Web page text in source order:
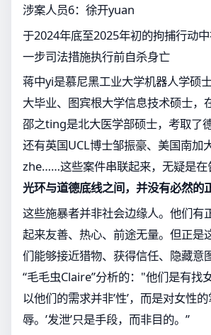
涉案人员6：徐开yuan
于2024年底至2025年初的拘捕行动
一步司法措施执行前自杀身亡
蒋中yi是慕尼黑工业大学机器人学硕
大毕业、图宾根大学信息技术硕士，
邵之ting是北大医学部硕士，考取了
还有英国UCL博士邹振豪、美国南加
zhe……这些案件串联起来，无疑是在
光环与道德底线之间，并没有必然的
这些施暴者并非社会边缘人。他们有
起来友善、热心、前途无量。但正是
们能够接近猎物、获得信任、隐藏意
“毛毛虫Claire”分析的："他们是有找
以他们的需求并非’性’，而是对女性
辱。’发泄’只是手段，而非目的。”